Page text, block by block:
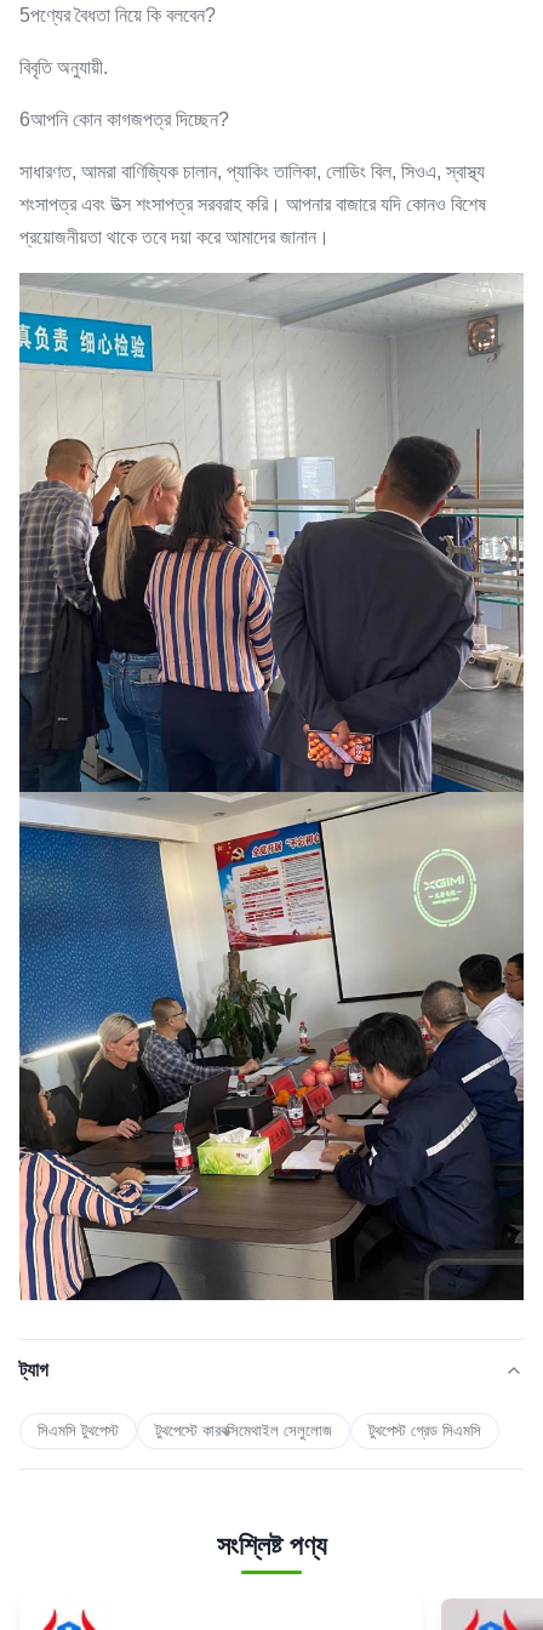
5পণ্যের বৈধতা নিয়ে কি বলবেন?
বিবৃতি অনুযায়ী.
6আপনি কোন কাগজপত্র দিচ্ছেন?
সাধারণত, আমরা বাণিজ্যিক চালান, প্যাকিং তালিকা, লোডিং বিল, সিওএ, স্বাস্থ্য
শংসাপত্র এবং উত্স শংসাপত্র সরবরাহ করি। আপনার বাজারে যদি কোনও বিশেষ
প্রয়োজনীয়তা থাকে তবে দয়া করে আমাদের জানান।
ট্যাগ
সিএমসি টুথপেস্ট টুথপেস্টে কারবক্সিমেথাইল সেলুলোজ টুথপেস্ট গ্রেড সিএমসি
সংশ্লিষ্ট পণ্য